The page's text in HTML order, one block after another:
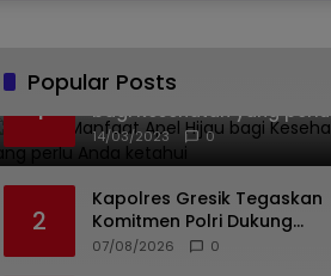
Popular Posts
1
Banyak Manfaat Apel Hijau
bagi Kesehatan yang perlu
Anda ketahui
14/03/2023 0
2
Kapolres Gresik Tegaskan
Komitmen Polri Dukung
Pendidikan Berkualitas
07/08/2026 0